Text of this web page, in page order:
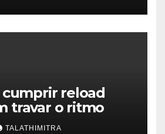
cumprir reload
travar o ritmo
TALATHIMITRA